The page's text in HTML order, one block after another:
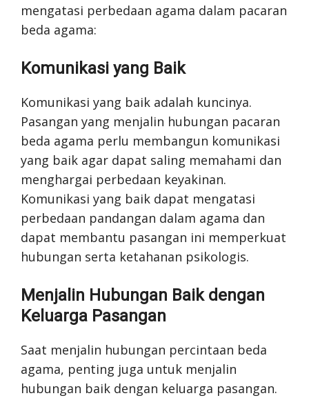
mengatasi perbedaan agama dalam pacaran
beda agama:
Komunikasi yang Baik
Komunikasi yang baik adalah kuncinya.
Pasangan yang menjalin hubungan pacaran
beda agama perlu membangun komunikasi
yang baik agar dapat saling memahami dan
menghargai perbedaan keyakinan.
Komunikasi yang baik dapat mengatasi
perbedaan pandangan dalam agama dan
dapat membantu pasangan ini memperkuat
hubungan serta ketahanan psikologis.
Menjalin Hubungan Baik dengan
Keluarga Pasangan
Saat menjalin hubungan percintaan beda
agama, penting juga untuk menjalin
hubungan baik dengan keluarga pasangan.